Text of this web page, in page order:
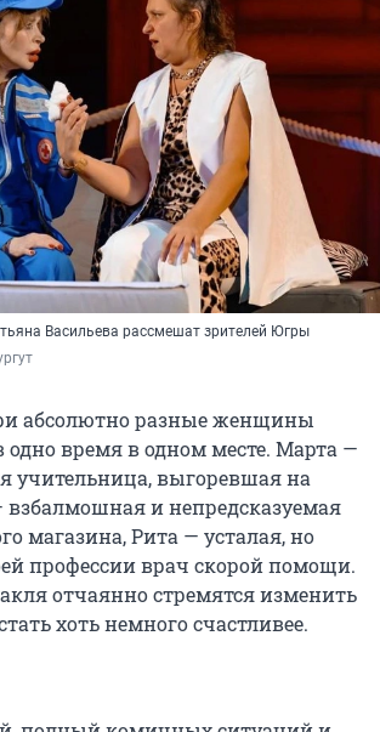
Васильева рассмешат зрителей Югры
абсолютно разные женщины
одно время в одном месте. Марта —
учительница, выгоревшая на
взбалмошная и непредсказуемая
магазина, Рита — усталая, но
профессии врач скорой помощи.
отчаянно стремятся изменить
хоть немного счастливее.